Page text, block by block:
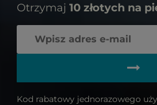
Otrzymaj 10 złotych na
Kod rabatowy jednorazowego